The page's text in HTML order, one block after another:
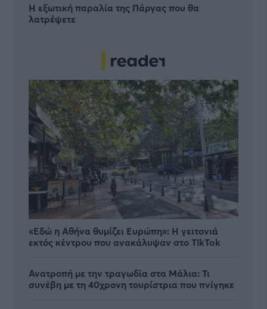
Η εξωτική παραλία της Πάργας που θα
λατρέψετε
«Εδώ η Αθήνα θυμίζει Ευρώπη»: H γειτονιά
εκτός κέντρου που ανακάλυψαν στο TikTok
Ανατροπή με την τραγωδία στα Μάλια: Τι
συνέβη με τη 40χρονη τουρίστρια που πνίγηκε